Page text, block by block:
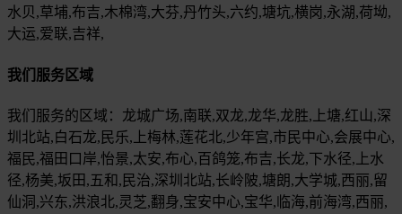
水贝,草埔,布吉,木棉湾,大芬,丹竹头,六约,塘坑,横岗,永湖,荷坳,
大运,爱联,吉祥,
我们服务区域
我们服务的区域：龙城广场,南联,双龙,龙华,龙胜,上塘,红山,深
圳北站,白石龙,民乐,上梅林,莲花北,少年宫,市民中心,会展中心,
福民,福田口岸,怡景,太安,布心,百鸽笼,布吉,长龙,下水径,上水
径,杨美,坂田,五和,民治,深圳北站,长岭陂,塘朗,大学城,西丽,留
仙洞,兴东,洪浪北,灵芝,翻身,宝安中心,宝华,临海,前海湾,西丽,